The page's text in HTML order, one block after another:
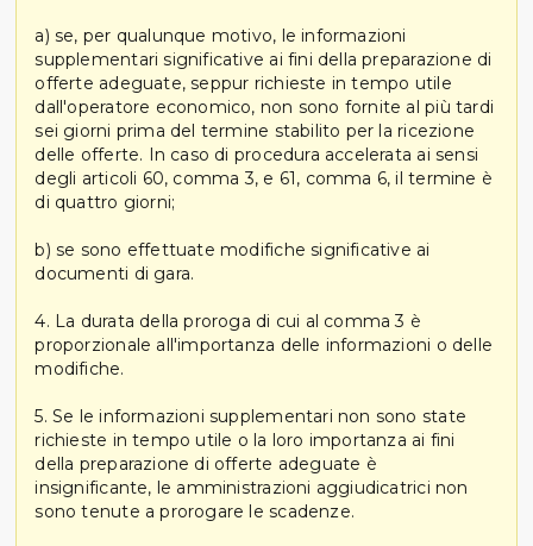
a) se, per qualunque motivo, le informazioni
supplementari significative ai fini della preparazione di
offerte adeguate, seppur richieste in tempo utile
dall'operatore economico, non sono fornite al più tardi
sei giorni prima del termine stabilito per la ricezione
delle offerte. In caso di procedura accelerata ai sensi
degli articoli 60, comma 3, e 61, comma 6, il termine è
di quattro giorni;
b) se sono effettuate modifiche significative ai
documenti di gara.
4. La durata della proroga di cui al comma 3 è
proporzionale all'importanza delle informazioni o delle
modifiche.
5. Se le informazioni supplementari non sono state
richieste in tempo utile o la loro importanza ai fini
della preparazione di offerte adeguate è
insignificante, le amministrazioni aggiudicatrici non
sono tenute a prorogare le scadenze.